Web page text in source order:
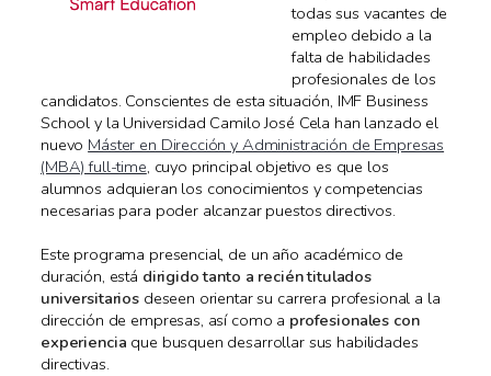
todas sus vacantes de
empleo debido a la
falta de habilidades
profesionales de los
candidatos. Conscientes de esta situación, IMF Business
School y la Universidad Camilo José Cela han lanzado el
nuevo Máster en Dirección y Administración de Empresas
(MBA) full-time, cuyo principal objetivo es que los
alumnos adquieran los conocimientos y competencias
necesarias para poder alcanzar puestos directivos.
Este programa presencial, de un año académico de
duración, está dirigido tanto a recién titulados
universitariosdeseen orientar su carrera profesional a la
dirección de empresas, así como a profesionales con
experiencia que busquen desarrollar sus habilidades
directivas.